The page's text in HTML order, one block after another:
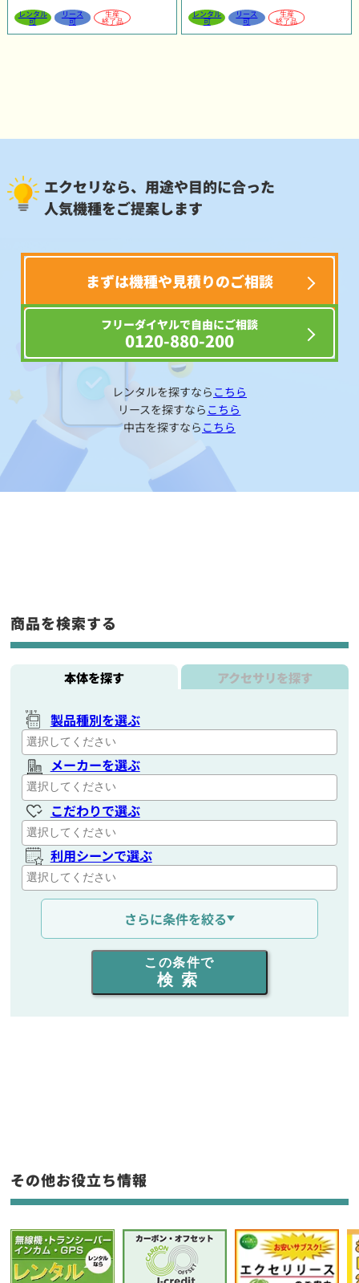
レンタル
可
リース
可
生産
終了品
レンタル
可
リース
可
生産
終了品
エクセリなら、用途や目的に合った
人気機種をご提案します
まずは機種や見積りのご相談
フリーダイヤルで自由にご相談
0120-880-200
レンタルを探すなら こちら
リースを探すなら こちら
中古を探すなら こちら
商品を検索する
本体を探す アクセサリを探す
製品種別を選ぶ
メーカーを選ぶ
こだわりで選ぶ
利用シーンで選ぶ
通信距離を選ぶ
出力を選ぶ
同時通話人数を選ぶ
フリーワード入力(製品名等)
選択条件をリセット
さらに条件を絞る
この条件で
検索
その他お役立ち情報